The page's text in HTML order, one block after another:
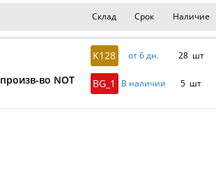
Склад Срок Наличие
во NOT
K128 от 6 дн. 28 шт
BG_1 В наличии 5 шт